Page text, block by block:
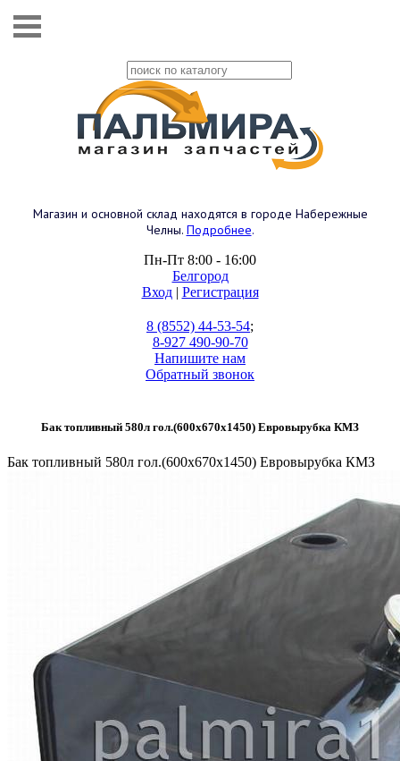
Магазин и основной склад находятся в городе Набережные
Челны. Подробнее.
Пн-Пт 8:00 - 16:00
Белгород
Вход| Регистрация
8 (8552) 44-53-54;
8-927 490-90-70
Напишите нам
Обратный звонок
Бак топливный 580л гол.(600х670х1450) Евровырубка КМЗ
Бак топливный 580л гол.(600х670х1450) Евровырубка КМЗ